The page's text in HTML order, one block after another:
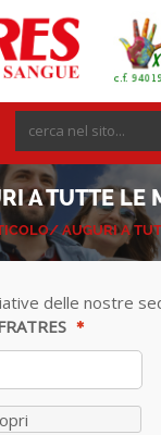
A TUTTE LE
AUGURI A
delle nostre